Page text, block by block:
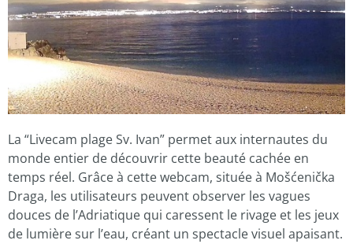
La “Livecam plage Sv. Ivan” permet aux internautes du
monde entier de découvrir cette beauté cachée en
temps réel. Grâce à cette webcam, située à Mošćenička
Draga, les utilisateurs peuvent observer les vagues
douces de l’Adriatique qui caressent le rivage et les jeux
de lumière sur l’eau, créant un spectacle visuel apaisant.